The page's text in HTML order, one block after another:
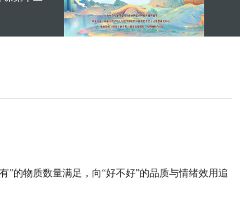
的物质数量满足，向“好不好”的品质与情绪效用追